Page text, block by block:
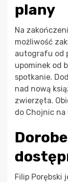
plany
Na
możliwość
autografu od
upominek od
spotkanie.
nad nową
zwierzęta.
do Chojnic
Filip Porębski